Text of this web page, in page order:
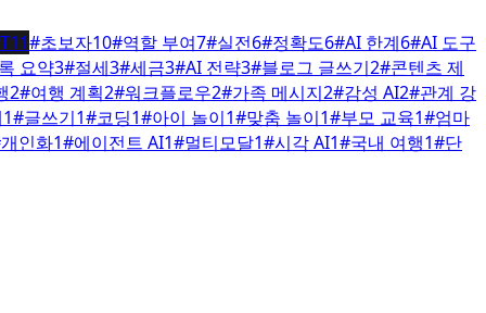
11#초보자10#역할 부여7#실전6#정확도6#AI 한계6#AI 도구
요약3#절세3#세금3#AI 전략3#블로그 글쓰기2#콘텐츠 제
2#여행 계획2#워크플로우2#가족 메시지2#감성 AI2#관계 강
1#글쓰기1#코딩1#아이 놀이1#맞춤 놀이1#부모 교육1#엄마
개인화1#에이전트 AI1#멀티모달1#시각 AI1#국내 여행1#단